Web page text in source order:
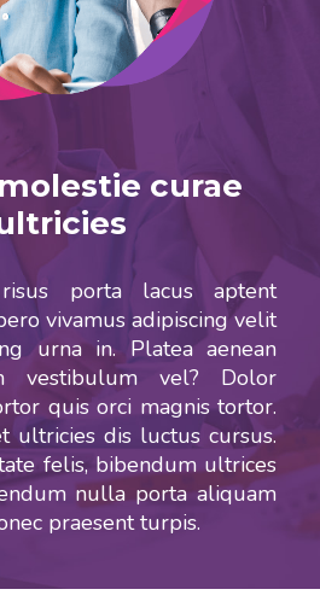
curae
porta lacus aptent
vivamus adipiscing velit
urna in. Platea aenean
vestibulum vel? Dolor
quis orci magnis tortor.
ultricies dis luctus cursus.
felis, bibendum ultrices
nulla porta aliquam
praesent turpis.